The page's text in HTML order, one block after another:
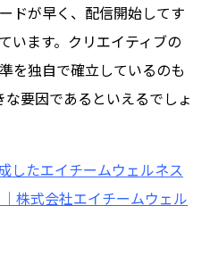
ドが早く、配信開始してす
います。クリエイティブの
を独自で確立しているのも
要因であるといえるでしょ
したエイチームウェルネス
株式会社エイチームウェル